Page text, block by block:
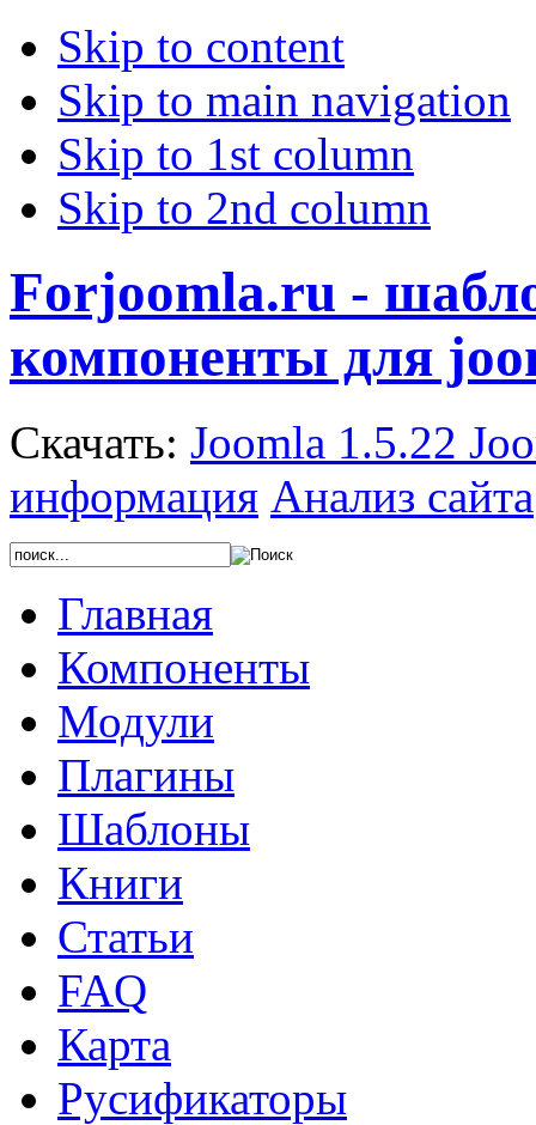
Skip to content
Skip to main navigation
Skip to 1st column
Skip to 2nd column
Forjoomla.ru -
компоненты для
Скачать: Joomla 1.5.22
информация Анализ сайта
Главная
Компоненты
Модули
Плагины
Шаблоны
Книги
Статьи
FAQ
Карта
Русификаторы